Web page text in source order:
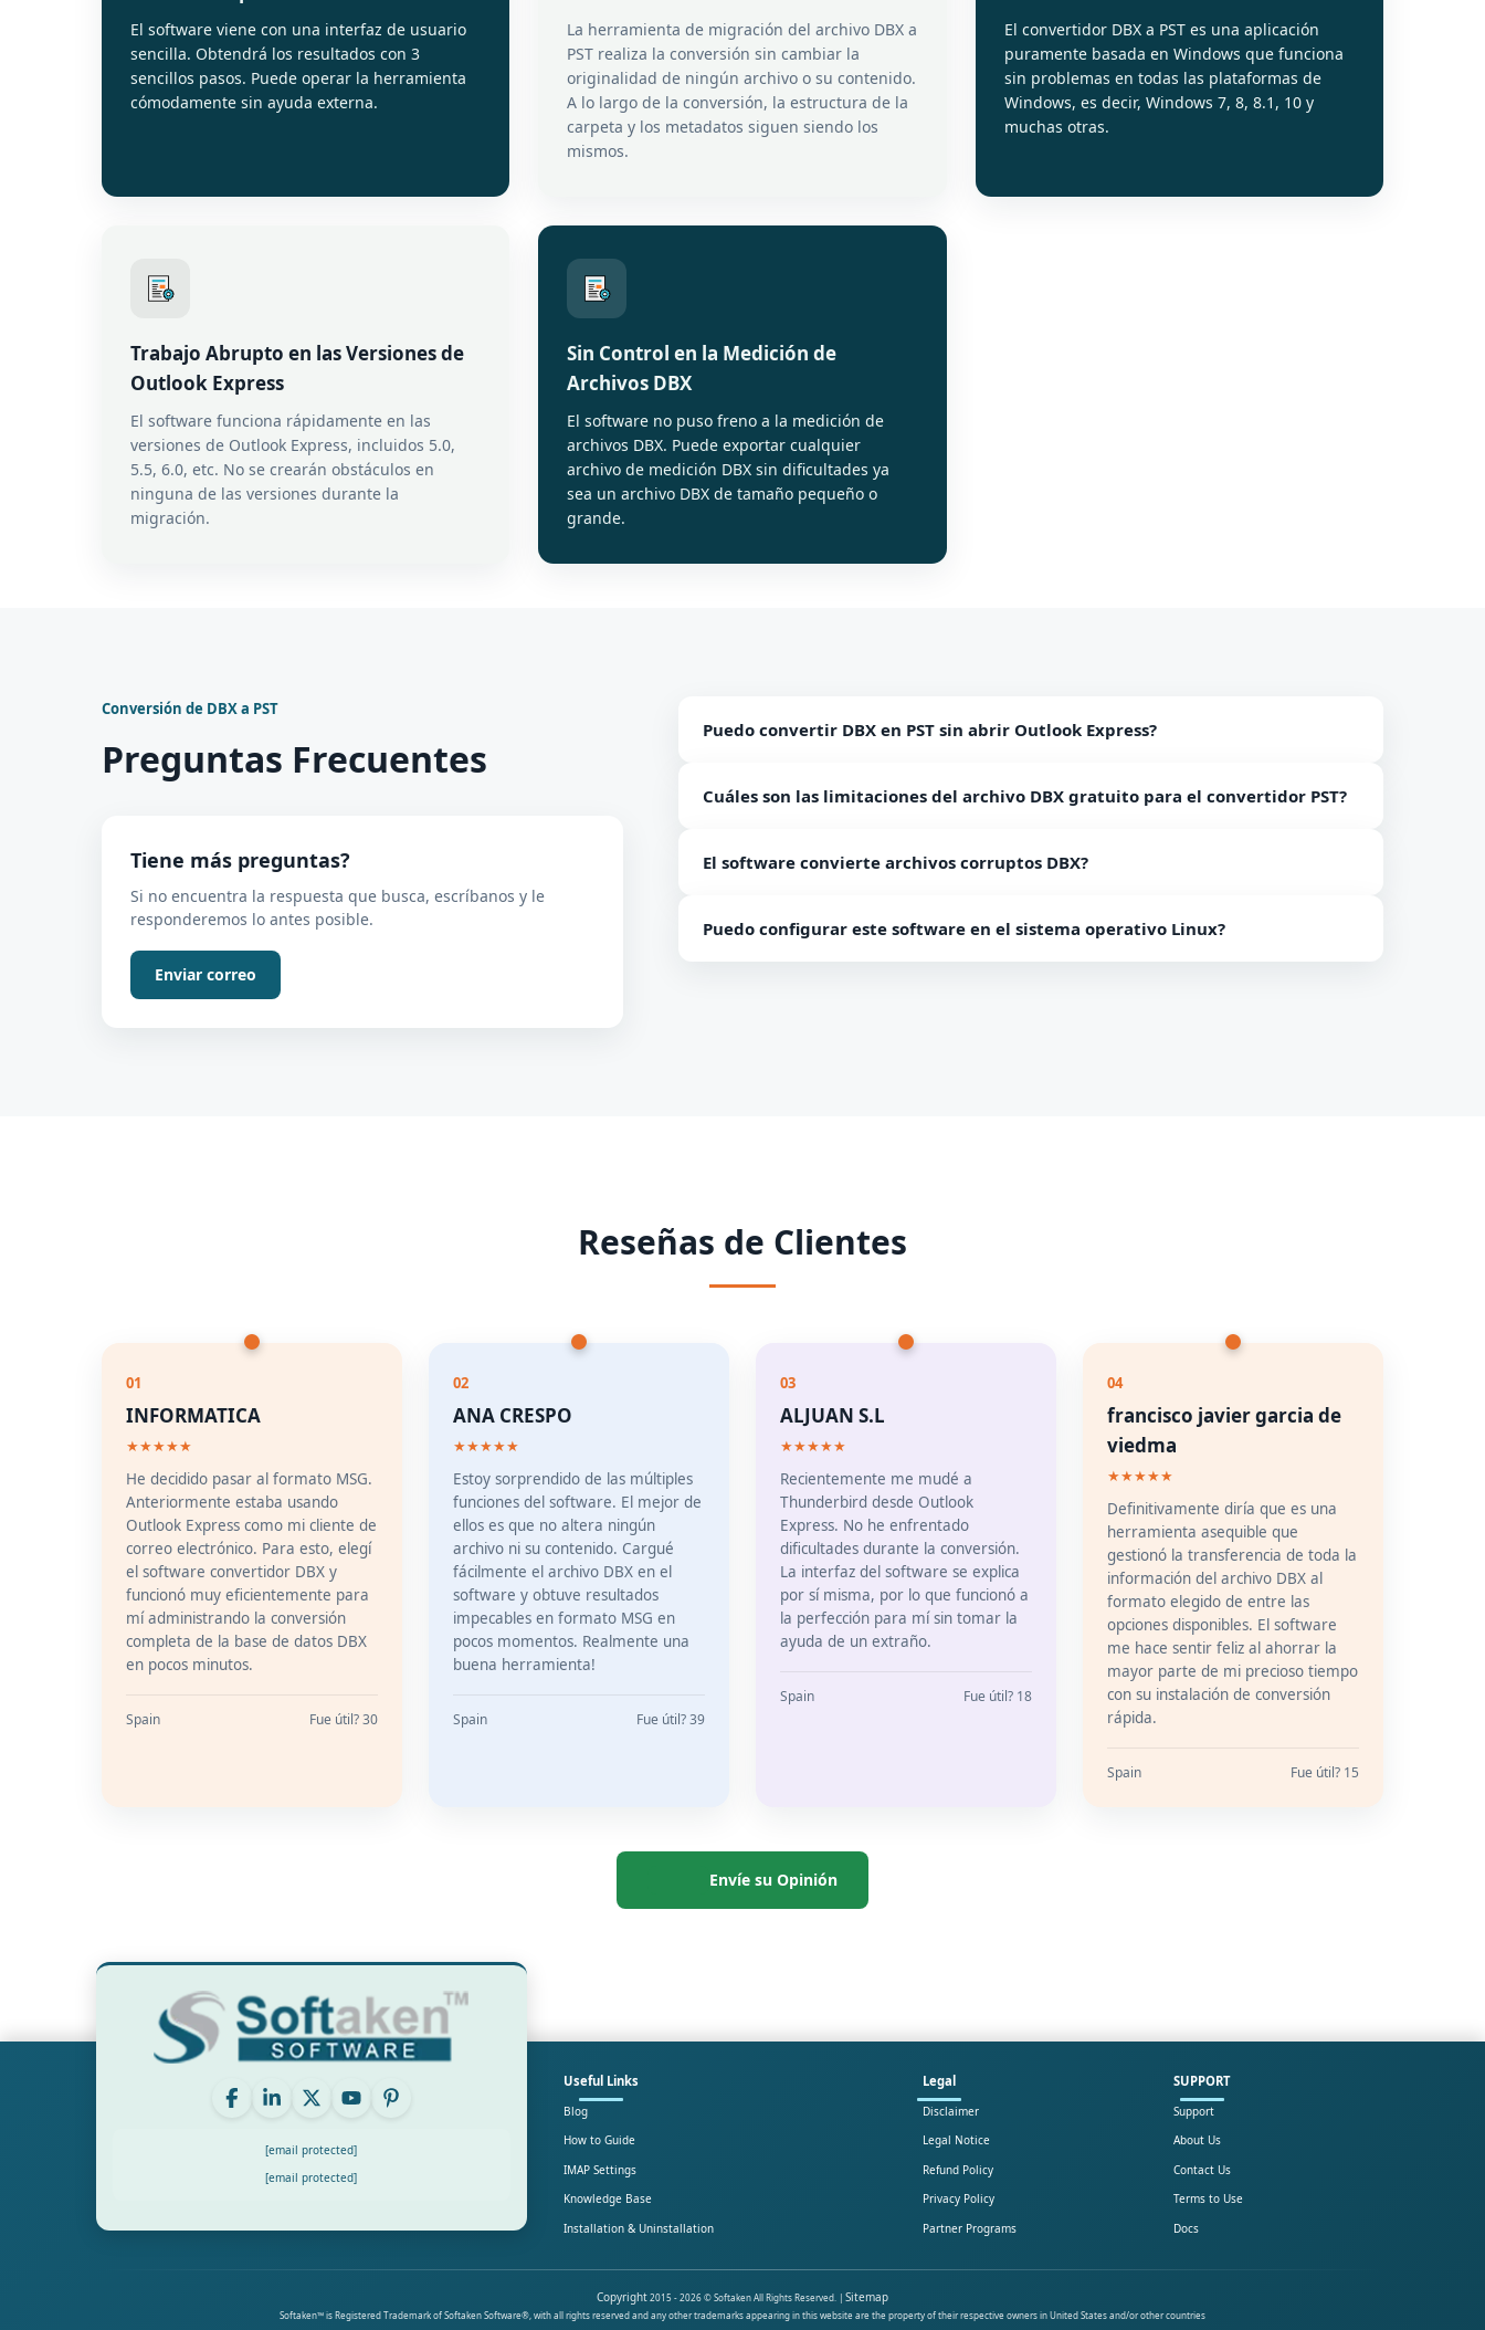
El software viene con una interfaz de usuario
sencilla. Obtendrá los resultados con 3
sencillos pasos. Puede operar la herramienta
cómodamente sin ayuda externa.
La herramienta de migración del archivo DBX a
PST realiza la conversión sin cambiar la
originalidad de ningún archivo o su contenido.
A lo largo de la conversión, la estructura de la
carpeta y los metadatos siguen siendo los
mismos.
El convertidor DBX a PST es una aplicación
puramente basada en Windows que funciona
sin problemas en todas las plataformas de
Windows, es decir, Windows 7, 8, 8.1, 10 y
muchas otras.
Trabajo Abrupto en las Versiones de
Outlook Express
El software funciona rápidamente en las
versiones de Outlook Express, incluidos 5.0,
5.5, 6.0, etc. No se crearán obstáculos en
ninguna de las versiones durante la
migración.
Sin Control en la Medición de
Archivos DBX
El software no puso freno a la medición de
archivos DBX. Puede exportar cualquier
archivo de medición DBX sin dificultades ya
sea un archivo DBX de tamaño pequeño o
grande.
Conversión de DBX a PST
Preguntas Frecuentes
Tiene más preguntas?
Si no encuentra la respuesta que busca, escríbanos y le
responderemos lo antes posible.
Enviar correo
Puedo convertir DBX en PST sin abrir Outlook Express?
Express.
Cuáles son las limitaciones del archivo DBX gratuito para el convertidor PST?
DBX.
El software convierte archivos corruptos DBX?
Puedo configurar este software en el sistema operativo Linux?
Reseñas de Clientes
01
INFORMATICA
★★★★★
He decidido pasar al formato MSG.
Anteriormente estaba usando
Outlook Express como mi cliente de
correo electrónico. Para esto, elegí
el software convertidor DBX y
funcionó muy eficientemente para
mí administrando la conversión
completa de la base de datos DBX
en pocos minutos.
Spain Fue útil? 30
02
ANA CRESPO
★★★★★
Estoy sorprendido de las múltiples
funciones del software. El mejor de
ellos es que no altera ningún
archivo ni su contenido. Cargué
fácilmente el archivo DBX en el
software y obtuve resultados
impecables en formato MSG en
pocos momentos. Realmente una
buena herramienta!
Spain Fue útil? 39
03
ALJUAN S.L
★★★★★
Recientemente me mudé a
Thunderbird desde Outlook
Express. No he enfrentado
dificultades durante la conversión.
La interfaz del software se explica
por sí misma, por lo que funcionó a
la perfección para mí sin tomar la
ayuda de un extraño.
Spain Fue útil? 18
04
francisco javier garcia de
viedma
★★★★★
Definitivamente diría que es una
herramienta asequible que
gestionó la transferencia de toda la
información del archivo DBX al
formato elegido de entre las
opciones disponibles. El software
me hace sentir feliz al ahorrar la
mayor parte de mi precioso tiempo
con su instalación de conversión
rápida.
Spain Fue útil? 15
Envíe su Opinión
[email protected]
[email protected]
Useful Links
Blog
How to Guide
IMAP Settings
Knowledge Base
Installation & Uninstallation
Legal
Disclaimer
Legal Notice
Refund Policy
Privacy Policy
Partner Programs
SUPPORT
Support
About Us
Contact Us
Terms to Use
Docs
Copyright2015 - 2026 © Softaken All Rights Reserved. | Sitemap
Softaken™ is Registered Trademark of Softaken Software®, with all rights reserved and any other trademarks appearing in this website are the property of their respective owners in United States and/or other countries